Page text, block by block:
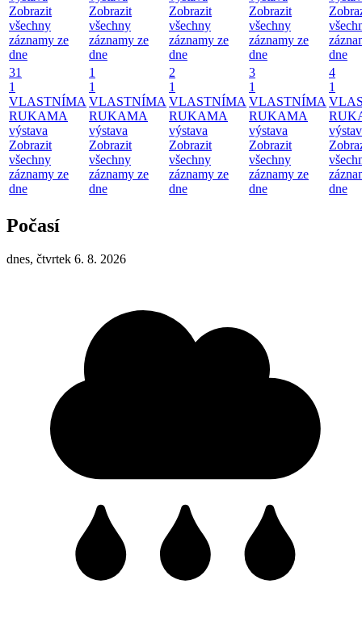
Zobrazit
všechny
záznamy ze
dne
Zobrazit
všechny
záznamy ze
dne
Zobrazit
všechny
záznamy ze
dne
Zobrazit
všechny
záznamy ze
dne
dne
31
1
VLASTNÍMA
RUKAMA
výstava
Zobrazit
všechny
záznamy ze
dne
1
1
VLASTNÍMA
RUKAMA
výstava
Zobrazit
všechny
záznamy ze
dne
2
1
VLASTNÍMA
RUKAMA
výstava
Zobrazit
všechny
záznamy ze
dne
3
1
VLASTNÍMA
RUKAMA
výstava
Zobrazit
všechny
záznamy ze
dne
4
1
dne
Počasí
dnes, čtvrtek 6. 8. 2026